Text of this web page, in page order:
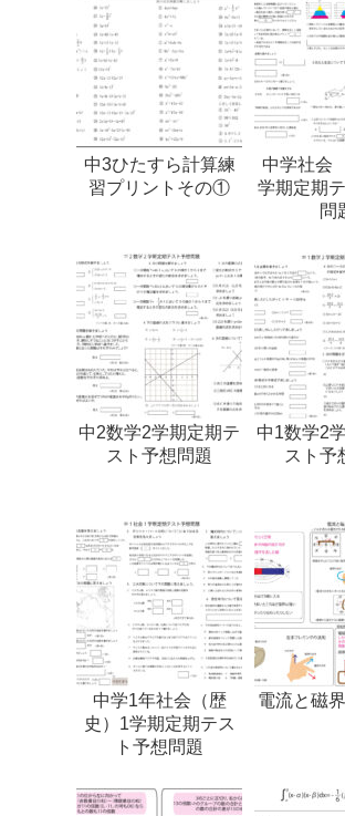
中3ひたすら計算練
習プリントその①
中学社
学期定期
問
中2数学2学期定期テ
スト予想問題
中1数学2
スト予
中学1年社会（歴
史）1学期定期テス
ト予想問題
電流と磁